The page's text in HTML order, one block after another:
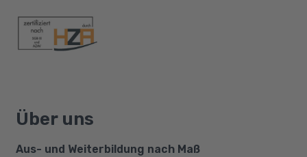
Über uns
Aus- und Weiterbildung nach Maß